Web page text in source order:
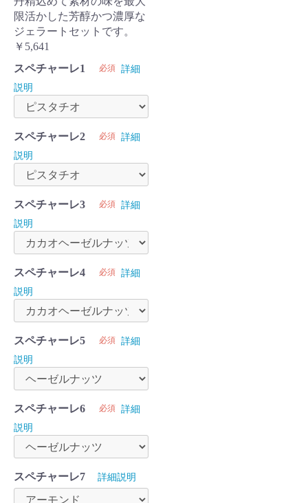
限活かした芳醇かつ濃厚な
ジェラートセットです。
￥5,641
スペチャーレ1
必須
詳細
説明
スペチャーレ2 必須
詳細
説明
スペチャーレ3 必須
詳細
説明
スペチャーレ4 必須
詳細
説明
スペチャーレ5 必須
詳細
説明
スペチャーレ6 必須
詳細
説明
スペチャーレ7 詳細説明